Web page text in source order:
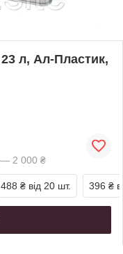
л, Ал-Пластик,
— 2 000 ₴
488 ₴ від 20 шт. 396 ₴